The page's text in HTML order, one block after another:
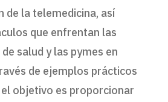
de la telemedicina, así
que enfrentan las
salud y las pymes en
de ejemplos prácticos
el objetivo es proporcionar